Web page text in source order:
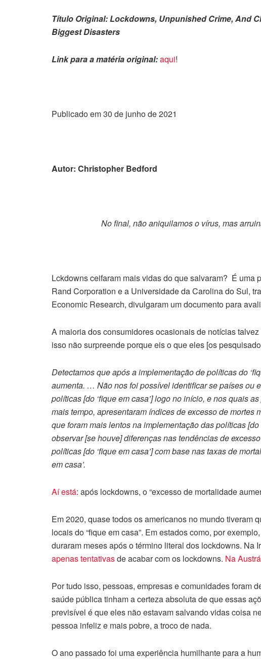
Título Original: Lockdowns, Unpunished Crime, And
Biggest Disasters
Link para a matéria original:aqui!
Publicado em 30 de junho de 2021
Autor: Christopher Bedford
No final, não aniquilamos o vírus, mas
Lckdowns ceifaram mais vidas do que salvaram? É uma
Rand Corporation e a Universidade da Carolina do Sul,
Economic Research, divulgaram um documento para
A maioria dos consumidores ocasionais de notícias
isso não surpreende porque eis o que eles [os
Detectamos que após a implementação de políticas do
aumenta. … Não nos foi possível identificar se países ou
políticas [do ‘fique em casa’] logo no início, e nos quais
mais tempo, apresentaram índices de excesso de
que foram mais lentos na implementação das políticas [do
observar [se houve] diferenças nas tendências de
políticas [do ‘fique em casa’] com base nas taxas de
em casa’.
Aí está: após lockdowns, o “excesso de mortalidade
Em 2020, quase todos os americanos no mundo tiveram
locais do “fique em casa”. Em estados como, por
duraram meses após o término literal dos lockdowns. Na
apenas tentativasde acabar com os lockdowns. Na
Por tudo isso, pessoas, empresas e comunidades foram
saúde pública tinham a certeza absoluta de que essas
previsível é que eles não estavam salvando vidas coisa
pessoa infeliz e mais pobre, a troco de nada.
O ano passado foi uma experiência humilhante para a